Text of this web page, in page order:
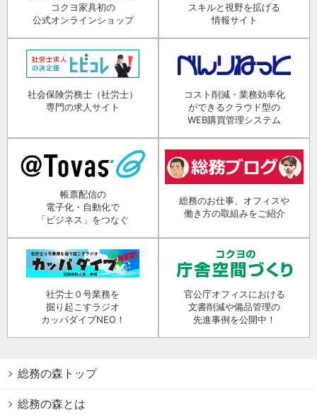
コクヨ家具初の
公式オンラインショップ
スキルと視野を拡げる
情報サイト
社会保険労務士（社労士）
専門の求人サイト
コスト削減・業務効率化
ができるクラウド型の
WEB購買管理システム
帳票配信の
電子化・自動化で
「ビジネス」をつなぐ
総務のお仕事、オフィスや
働き方の取組みをご紹介
社労士０号業務を
掘り起こすラジオ
カッパダイブNEO！
官公庁オフィスにおける
文書削減や備品管理の
先進事例を公開中！
総務の森トップ
総務の森とは